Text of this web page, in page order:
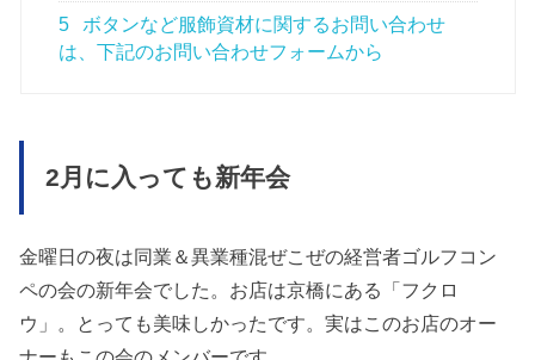
5
ボタンなど服飾資材に関するお問い合わせ
は、下記のお問い合わせフォームから
2月に入っても新年会
金曜日の夜は同業＆異業種混ぜこぜの経営者ゴルフコン
ペの会の新年会でした。お店は京橋にある「フクロ
ウ」。とっても美味しかったです。実はこのお店のオー